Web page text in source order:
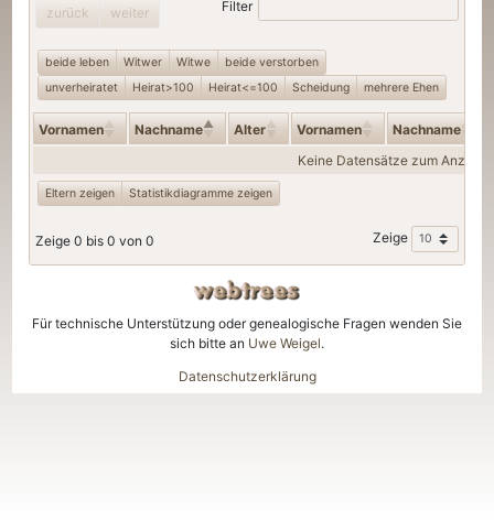
zurück weiter Filter
beide leben Witwer Witwe
beide verstorben
unverheiratet
Heirat>100 Heirat<=100 Scheidung mehrere Ehen
Vornamen Nachname Alter Vornamen Nachname
Keine Datensätze zum
Eltern zeigen Statistikdiagramme zeigen
Zeige 0 bis 0 von 0 Zeige
Für technische Unterstützung oder genealogische Fragen wenden Sie
sich bitte an Uwe Weigel.
Datenschutzerklärung